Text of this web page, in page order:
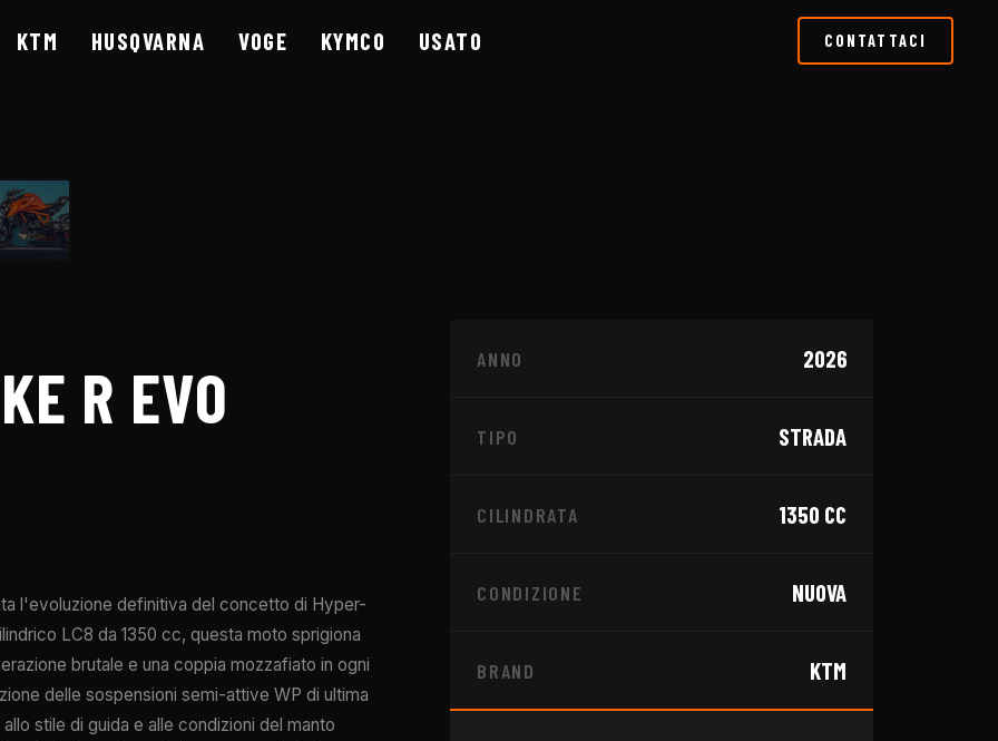
KTM HUSQVARNA VOGE KYMCO USATO CONTATTACI
R EVO A BRESCIA - CONCESSIONARIO
l'evoluzione definitiva del concetto di Hyper-
LC8 da 1350 cc, questa moto sprigiona
brutale e una coppia mozzafiato in ogni
delle sospensioni semi-attive WP di ultima
stile di guida e alle condizioni del manto
ANNO 2026
TIPO STRADA
CILINDRATA 1350 CC
CONDIZIONE NUOVA
BRAND KTM